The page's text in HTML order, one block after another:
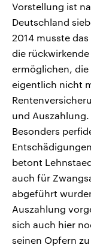
Vorstellung ist
Deutschland
2014 musste
die rückwirkende
ermöglichen, die
eigentlich nicht
und Auszahlung.
Besonders
betont
auch für
abgeführt
Auszahlung
sich auch hier
seinen Opfern